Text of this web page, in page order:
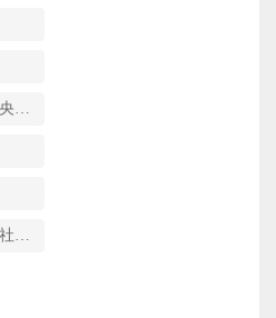
认真学习贯彻十九届中央纪委四次全会精神
习近平新时代中国特色社会主义思想